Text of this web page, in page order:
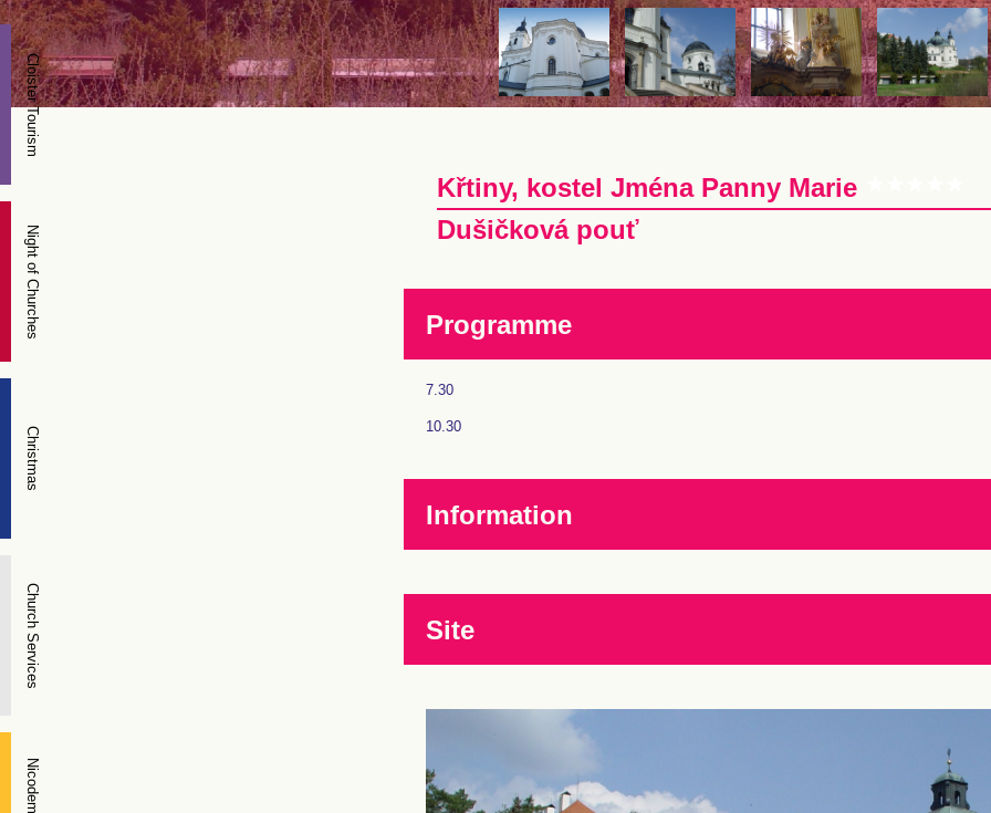
Křtiny, kostel Jména Panny Marie
Dušičková pouť
Programme
7.30
10.30
Information
Site
Cloister Tourism
Night of Churches
Christmas
Church Services